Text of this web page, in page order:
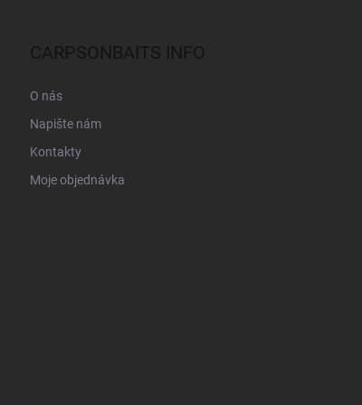
CARPSONBAITS INFO
O nás
Napište nám
Kontakty
Moje objednávka